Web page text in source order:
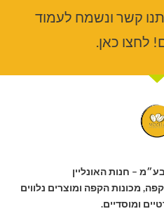
קשר ונשמח לעמוד
לחצו כאן.
– חנות האונליין
מכונות הקפה ומוצרים נלווים
ומוסדיים.